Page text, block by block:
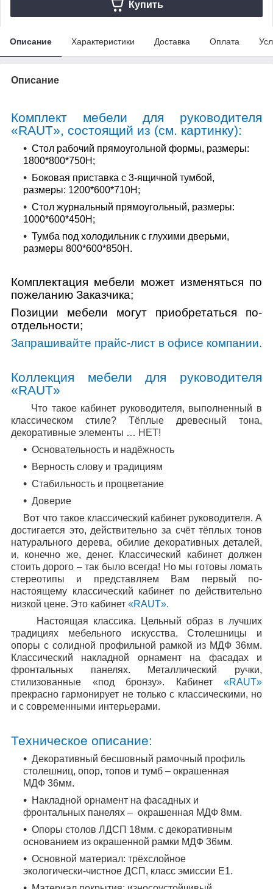
Купить
Описание Характеристики Доставка Оплата
Описание
Комплект мебели для руководителя
«RAUT», состоящий из (см. картинку):
Стол рабочий прямоугольной формы, размеры:
1800*800*750Н;
Боковая приставка с 3-ящичной тумбой,
размеры: 1200*600*710Н;
Стол журнальный прямоугольный, размеры:
1000*600*450Н ;
Тумба под холодильник с глухими дверьми,
размеры 800*600*850Н.
Комплектация мебели может изменяться по
пожеланию Заказчика;
Позиции мебели могут приобретаться по-
отдельности;
Запрашивайте прайс-лист в офисе компании.
Коллекция мебели для руководителя
«RAUT»
Что такое кабинет руководителя, выполненный в
классическом стиле? Тёплые древесный тона,
декоративные элементы … НЕТ!
Основательность и надёжность
Верность слову и традициям
Стабильность и процветание
Доверие
Вот что такое классический кабинет руководителя. А
достигается это, действительно за счёт тёплых тонов
натурального дерева, обилие декоративных деталей,
и, конечно же, денег. Классический кабинет должен
стоить дорого – так было всегда! Но мы готовы ломать
стереотипы и представляем Вам первый по-
настоящему классический кабинет по действительно
низкой цене. Это кабинет «RAUT».
Настоящая классика. Цельный образ в лучших
традициях мебельного искусства. Столешницы и
опоры с солидной профильной рамкой из МДФ 36мм.
Классический накладной орнамент на фасадах и
фронтальных панелях. Металлический ручки,
стилизованные «под бронзу». Кабинет «RAUT»
прекрасно гармонирует не только с классическими, но
и с современными интерьерами.
Техническое описание:
Декоративный бесшовный рамочный профиль
столешниц, опор, топов и тумб – окрашенная
МДФ 36мм.
Накладной орнамент на фасадных и
фронтальных панелях – окрашенная МДФ 8мм.
Опоры столов ЛДСП 18мм. с декоративным
основанием из окрашенной рамки МДФ 36мм.
Основной материал: трёхслойное
экологически-чистное ДСП, класс эмиссии Е1.